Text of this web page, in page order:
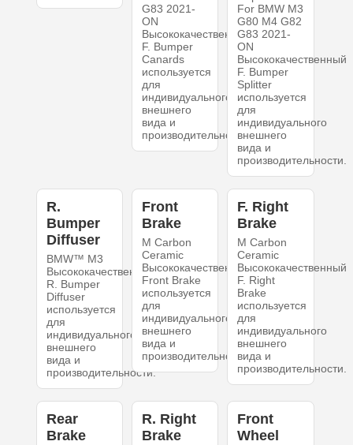
G83 2021-
ON
Высококачественный
F. Bumper
Canards
используется
для
индивидуального
внешнего
вида и
производительности.
For BMW M3
G80 M4 G82
G83 2021-
ON
Высококачественный
F. Bumper
Splitter
используется
для
индивидуального
внешнего
вида и
производительности.
R.
Bumper
Diffuser
BMW™ M3
Высококачественный
R. Bumper
Diffuser
используется
для
индивидуального
внешнего
вида и
производительности.
Front
Brake
M Carbon
Ceramic
Высококачественный
Front Brake
используется
для
индивидуального
внешнего
вида и
производительности.
F. Right
Brake
M Carbon
Ceramic
Высококачественный
F. Right
Brake
используется
для
индивидуального
внешнего
вида и
производительности.
Rear
Brake
R. Right
Brake
Front
Wheel